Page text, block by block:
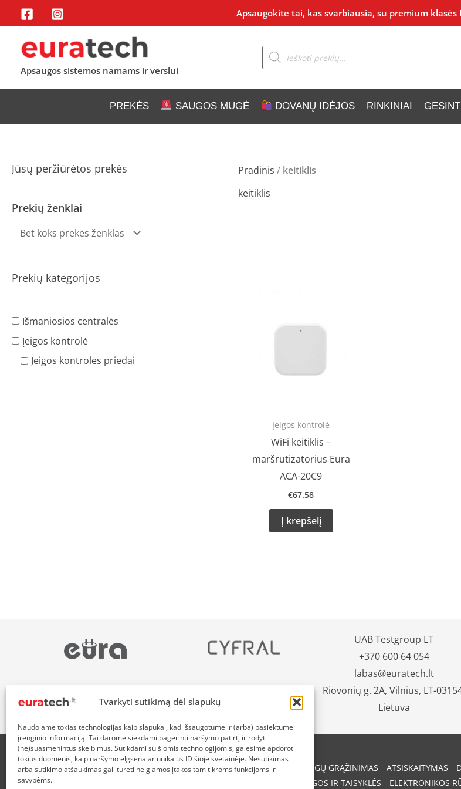
Tvarkyti sutikimą dėl slapukų
Naudojame tokias technologijas kaip slapukai, kad išsaugotume ir (arba) pasiektume
įrenginio informaciją. Tai darome siekdami pagerinti naršymo patirtį ir rodyti
(ne)suasmenintus skelbimus. Sutikdami su šiomis technologijomis, galėsime apdoroti
tokius duomenis, kaip naršymo elgsena ar unikalūs ID šioje svetainėje. Nesutikimas
arba sutikimo atšaukimas gali turėti neigiamos įtakos tam tikroms funkcijoms ir
savybėms.
Pereiti
prie
turinio
Apsaugokite tai, kas svarbiausia, su premium
Apsaugos sistemos namams ir verslui
Products
search
PREKĖS SAUGOS MUGĖ DOVANŲ IDĖJOS RINKINIAI
Jūsų peržiūrėtos prekės
Prekių ženklai
Prekių kategorijos
Išmaniosios centralės
Įeigos kontrolė
Įeigos kontrolės priedai
Pradinis / keitiklis
keitiklis
Įeigos kontrolė
WiFi keitiklis –
maršrutizatorius Eura
ACA-20C9
€67.58
Į krepšelį
UAB Testgroup LT
+370 600 64 054
labas@euratech.lt
Riovonių g. 2A, Vilnius, LT-
Lietuva
APIE MUS NUOLAIDOS HEROJAMS PRISTATYMAS PREKIŲ IR PINIGŲ GRĄŽINIMAS ATSISKAITYMAS
SĄLYGOS IR TAISYKLĖS
ELEKTRONIKOS